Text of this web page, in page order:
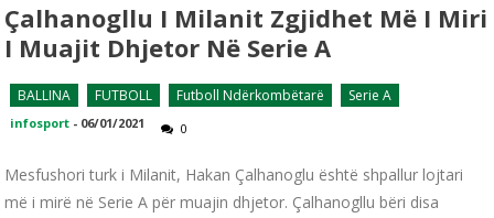
Çalhanogllu I Milanit Zgjidhet Më I Miri
I Muajit Dhjetor Në Serie A
BALLINA FUTBOLL Futboll Ndërkombëtarë Serie A
infosport - 06/01/2021 0
Mesfushori turk i Milanit, Hakan Çalhanoglu është shpallur lojtari
më i mirë në Serie A për muajin dhjetor. Çalhanogllu bëri disa